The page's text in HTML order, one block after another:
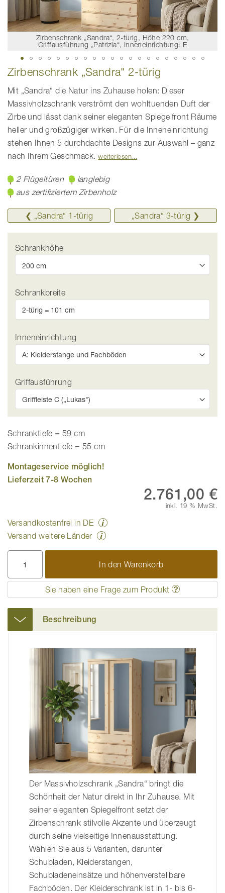
Zirbenschrank „Sandra“, 2-türig, Höhe 220 cm,
Griffausführung „Patrizia“, Inneneinrichtung: E
Zum
Anfang
Bildgalerie
springen
Zirbenschrank „Sandra" 2-türig
Mit „Sandra“ die Natur ins Zuhause holen: Dieser
Massivholzschrank verströmt den wohltuenden Duft der
Zirbe und lässt dank seiner eleganten Spiegelfront Räume
heller und großzügiger wirken. Für die Inneneinrichtung
stehen Ihnen 5 durchdachte Designs zur Auswahl – ganz
nach Ihrem Geschmack. weiterlesen
2 Flügeltüren
langlebig
aus zertifiziertem Zirbenholz
❮ „Sandra“ 1-türig „Sandra“ ­3-türig ❯
Schrankhöhe
Schrankbreite
Inneneinrichtung
Griffausführung
Schranktiefe = 59 cm
Schrankinnentiefe = 55 cm
Montageservice möglich!
Lieferzeit 7-8 Wochen
2.761,00 €
inkl. 19 % MwSt.
Versandkostenfrei in DE
Versand weitere Länder
In den Warenkorb
Sie haben eine Frage zum Produkt
Beschreibung
Der Massivholzschrank „Sandra“ bringt die
Schönheit der Natur direkt in Ihr Zuhause. Mit
seiner eleganten Spiegelfront setzt der
Zirbenschrank stilvolle Akzente und überzeugt
durch seine vielseitige Innenausstattung.
Wählen Sie aus 5 Varianten, darunter
Schubladen, Kleiderstangen,
Schubladeneinsätze und höhenverstellbare
Fachböden. Der Kleiderschrank ist in 1- bis 6-